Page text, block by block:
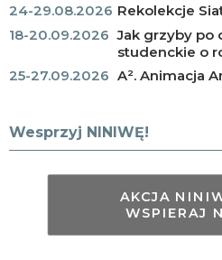
24-29.08.2026 Rekolekcje
18-20.09.2026 Jak grzyby po
studenckie o
25-27.09.2026 A². Animacja
Wesprzyj NINIWĘ!
AKCJA
WSPIERAJ